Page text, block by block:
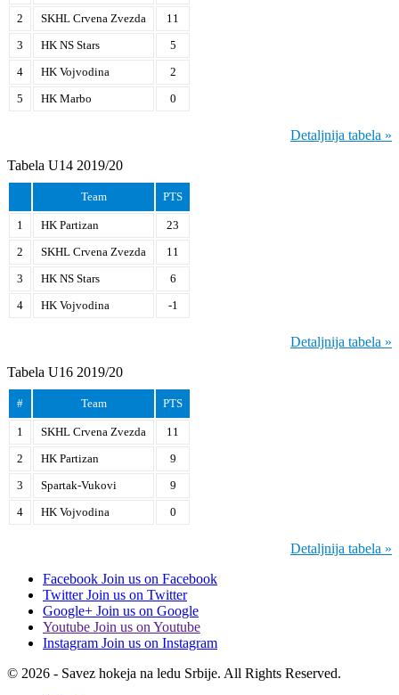
2
SKHL Crvena Zvezda
11
3
HK NS Stars
5
4
HK Vojvodina
2
5
HK Marbo 0
Detaljnija tabela »
Tabela U14 2019/20
Team PTS
1 HK Partizan
23
2
SKHL Crvena Zvezda
11
3
HK NS Stars
6
4
HK Vojvodina -1
Detaljnija tabela »
Tabela U16 2019/20
# Team PTS
1 SKHL Crvena Zvezda
11
2
HK Partizan
9
3
Spartak-Vukovi
9
4
HK Vojvodina 0
Detaljnija tabela »
Facebook Join us on Facebook
Twitter Join us on Twitter
Google+ Join us on Google
Youtube Join us on Youtube
Instagram Join us on Instagram
© 2026 - Savez hokeja na ledu Srbije. All Rights Reserved.